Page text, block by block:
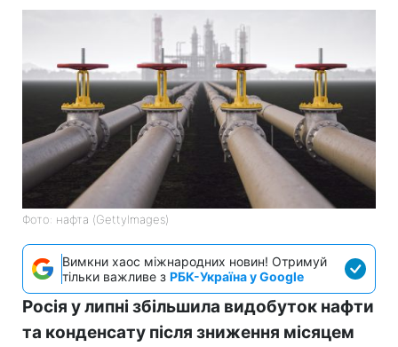
Фото: нафта (GettyImages)
Вимкни хаос міжнародних новин! Отримуй
тільки важливе з РБК-Україна у Google
Росія у липні збільшила видобуток нафти
та конденсату після зниження місяцем